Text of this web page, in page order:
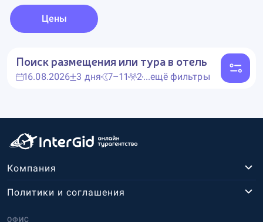
Цены
Поиск размещения или тура в отель
16.08.2026 3 дня 7–11 2...ещё фильтры
Компания
ОФИС
Политики и соглашения